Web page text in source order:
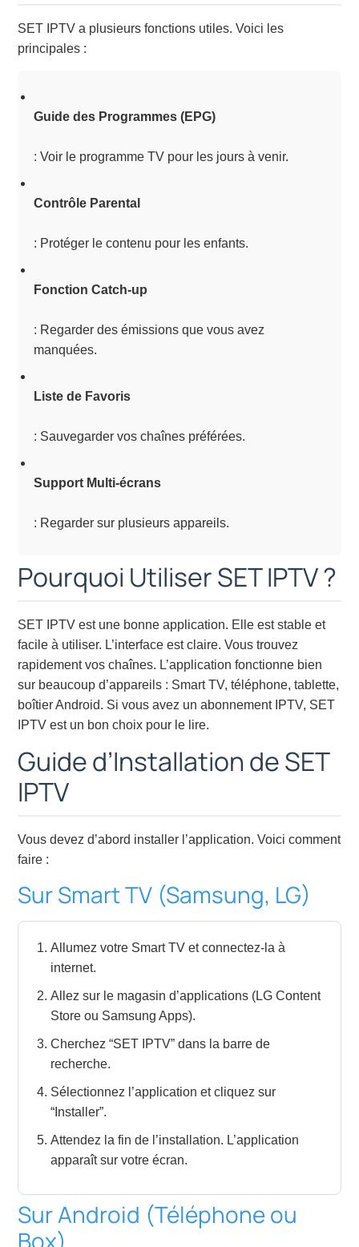
SET IPTV a plusieurs fonctions utiles. Voici les
principales :
Guide des Programmes (EPG)
: Voir le programme TV pour les jours à venir.
Contrôle Parental
: Protéger le contenu pour les enfants.
Fonction Catch-up
: Regarder des émissions que vous avez
manquées.
Liste de Favoris
: Sauvegarder vos chaînes préférées.
Support Multi-écrans
: Regarder sur plusieurs appareils.
Pourquoi Utiliser SET IPTV ?
SET IPTV est une bonne application. Elle est stable et
facile à utiliser. L’interface est claire. Vous trouvez
rapidement vos chaînes. L’application fonctionne bien
sur beaucoup d’appareils : Smart TV, téléphone, tablette,
boîtier Android. Si vous avez un abonnement IPTV, SET
IPTV est un bon choix pour le lire.
Guide d’Installation de SET
IPTV
Vous devez d’abord installer l’application. Voici comment
faire :
Sur Smart TV (Samsung, LG)
Allumez votre Smart TV et connectez-la à
internet.
Allez sur le magasin d’applications (LG Content
Store ou Samsung Apps).
Cherchez “SET IPTV” dans la barre de
recherche.
Sélectionnez l’application et cliquez sur
“Installer”.
Attendez la fin de l’installation. L’application
apparaît sur votre écran.
Sur Android (Téléphone ou
Box)